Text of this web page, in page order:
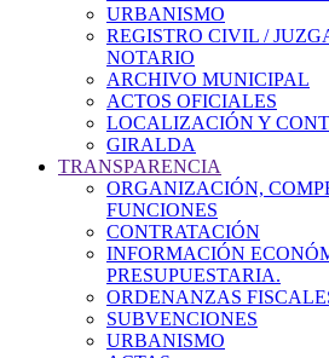
URBANISMO
REGISTRO CIVIL /
NOTARIO
ARCHIVO MUNICIPAL
ACTOS OFICIALES
LOCALIZACIÓN Y
GIRALDA
TRANSPARENCIA
ORGANIZACIÓN,
FUNCIONES
CONTRATACIÓN
INFORMACIÓN
PRESUPUESTARIA.
ORDENANZAS
SUBVENCIONES
URBANISMO